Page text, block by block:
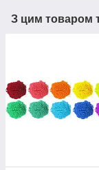
З цим товаром